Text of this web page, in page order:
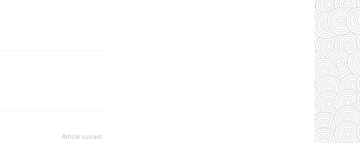
Article suivant